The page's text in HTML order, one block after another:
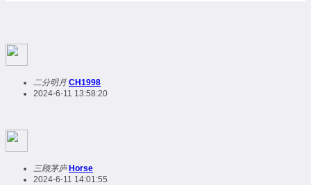
二分明月 CH1998
2024-6-11 13:58:20
三顾茅庐 Horse
2024-6-11 14:01:55